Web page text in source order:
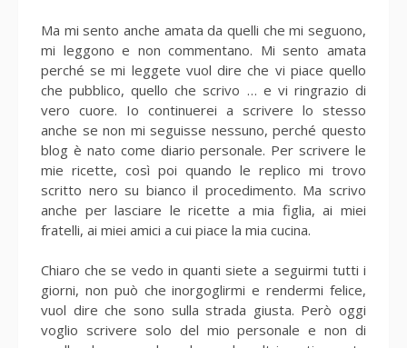
Ma mi sento anche amata da quelli che mi seguono,
mi leggono e non commentano. Mi sento amata
perché se mi leggete vuol dire che vi piace quello
che pubblico, quello che scrivo … e vi ringrazio di
vero cuore. Io continuerei a scrivere lo stesso
anche se non mi seguisse nessuno, perché questo
blog è nato come diario personale. Per scrivere le
mie ricette, così poi quando le replico mi trovo
scritto nero su bianco il procedimento. Ma scrivo
anche per lasciare le ricette a mia figlia, ai miei
fratelli, ai miei amici a cui piace la mia cucina.
Chiaro che se vedo in quanti siete a seguirmi tutti i
giorni, non può che inorgoglirmi e rendermi felice,
vuol dire che sono sulla strada giusta. Però oggi
voglio scrivere solo del mio personale e non di